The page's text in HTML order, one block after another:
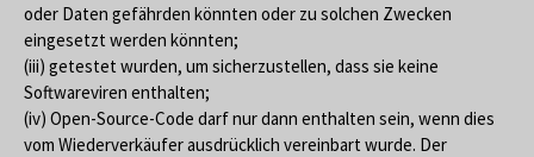
oder Daten gefährden könnten oder zu solchen Zwecken
eingesetzt werden könnten;
(iii) getestet wurden, um sicherzustellen, dass sie keine
Softwareviren enthalten;
(iv) Open-Source-Code darf nur dann enthalten sein, wenn dies
vom Wiederverkäufer ausdrücklich vereinbart wurde. Der